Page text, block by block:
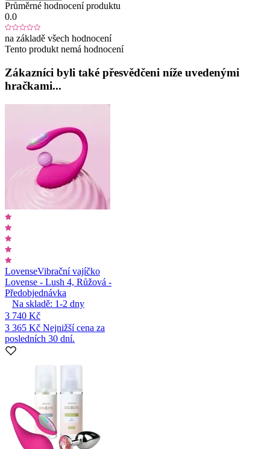
Průměrné hodnocení produktu
0.0
na základě všech hodnocení
Tento produkt nemá hodnocení
Zákazníci byli také přesvědčeni níže uvedenými
hračkami...
LovenseVibrační vajíčko
Lovense - Lush 4, Růžová -
Předobjednávka
Na skladě: 1-2 dny
3 740 Kč
3 365 Kč Nejnižší cena za
posledních 30 dní.